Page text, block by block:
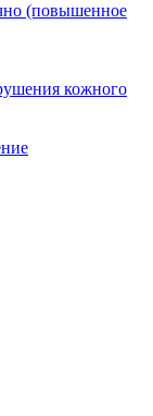
(повышенное
кожного